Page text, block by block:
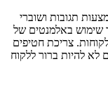
תגובות ושוברי
שימוש באלמנטים של
צריכת חטיפים
לא להיות ברור ללקוח